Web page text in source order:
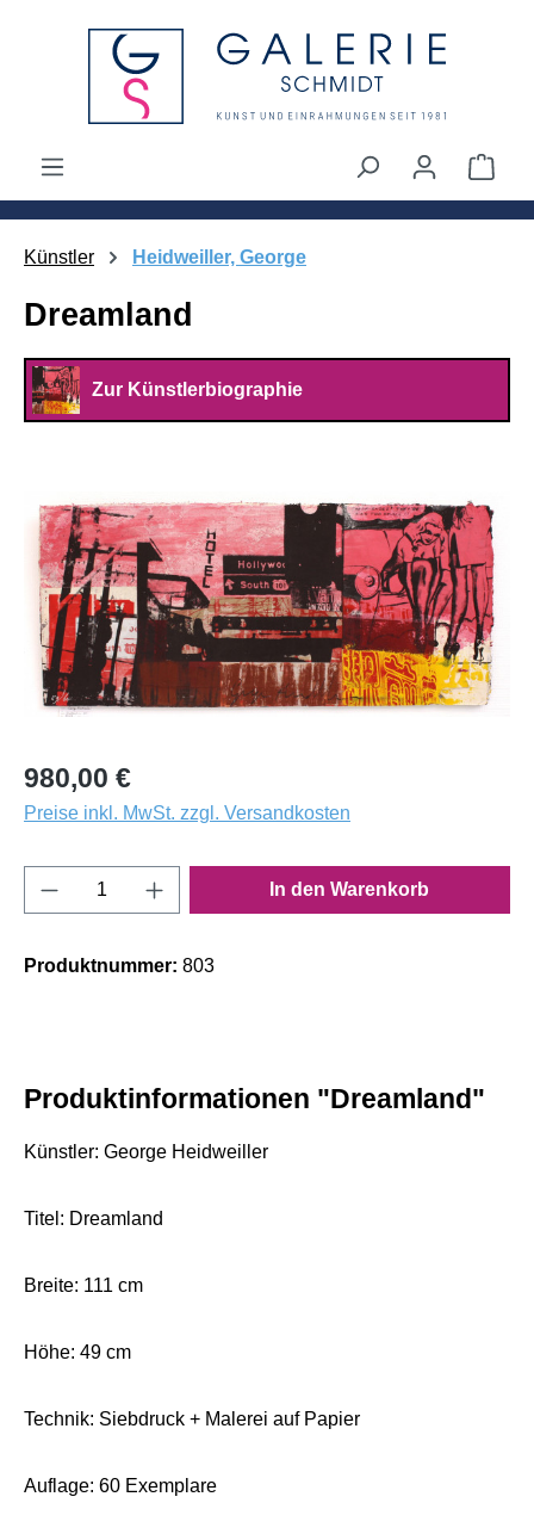
springen
Künstler Heidweiller, George
Dreamland
Zur Künstlerbiographie
980,00 €
Preise inkl. MwSt. zzgl. Versandkosten
Produkt Anzahl: Gib den gewünschten
In den Warenkorb
Produktnummer: 803
Produktinformationen "Dreamland"
Künstler: George Heidweiller
Titel: Dreamland
Breite: 111 cm
Höhe: 49 cm
Technik: Siebdruck + Malerei auf Papier
Auflage: 60 Exemplare